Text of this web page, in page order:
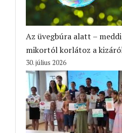
Az üvegbúra alatt –
mikortól korlátoz a
30. július 2026